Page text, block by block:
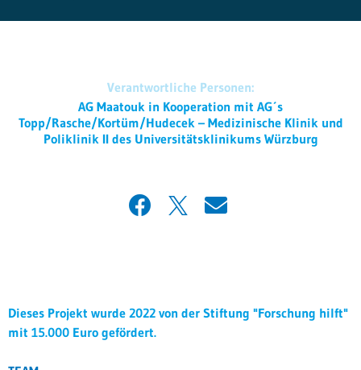
Verantwortliche Personen:
AG Maatouk in Kooperation mit AG´s
Topp/Rasche/Kortüm/Hudecek – Medizinische Klinik und
Poliklinik II des Universitätsklinikums Würzburg
Dieses Projekt wurde 2022 von der Stiftung "Forschung hilft"
mit 15.000 Euro gefördert.